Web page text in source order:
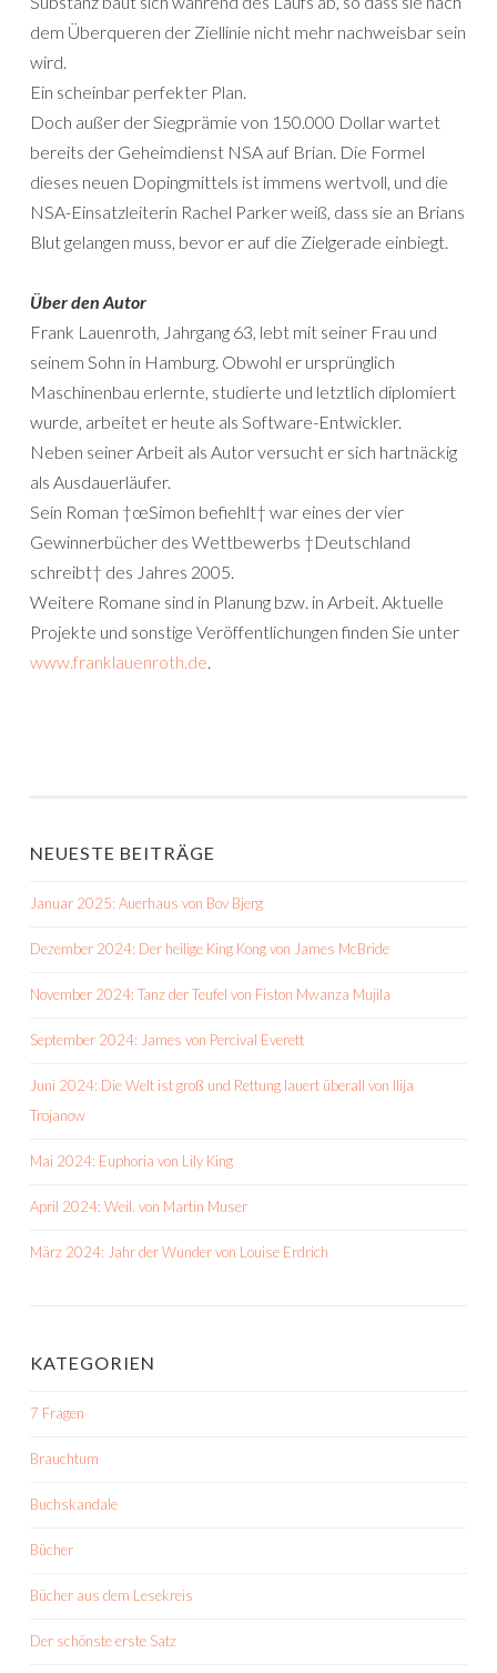
dem Überqueren der Ziellinie nicht mehr nachweisbar sein
wird.
Ein scheinbar perfekter Plan.
Doch außer der Siegprämie von 150.000 Dollar wartet
bereits der Geheimdienst NSA auf Brian. Die Formel
dieses neuen Dopingmittels ist immens wertvoll, und die
NSA-Einsatzleiterin Rachel Parker weiß, dass sie an Brians
Blut gelangen muss, bevor er auf die Zielgerade einbiegt.
Über den Autor
Frank Lauenroth, Jahrgang 63, lebt mit seiner Frau und
seinem Sohn in Hamburg. Obwohl er ursprünglich
Maschinenbau erlernte, studierte und letztlich diplomiert
wurde, arbeitet er heute als Software-Entwickler.
Neben seiner Arbeit als Autor versucht er sich hartnäckig
als Ausdauerläufer.
Sein Roman †œSimon befiehlt† war eines der vier
Gewinnerbücher des Wettbewerbs †Deutschland
schreibt† des Jahres 2005.
Weitere Romane sind in Planung bzw. in Arbeit. Aktuelle
Projekte und sonstige Veröffentlichungen finden Sie unter
www.franklauenroth.de.
NEUESTE BEITRÄGE
Januar 2025: Auerhaus von Bov Bjerg
Dezember 2024: Der heilige King Kong von James McBride
November 2024: Tanz der Teufel von Fiston Mwanza Mujila
September 2024: James von Percival Everett
Juni 2024: Die Welt ist groß und Rettung lauert überall von Ilija
Trojanow
Mai 2024: Euphoria von Lily King
April 2024: Weil. von Martin Muser
März 2024: Jahr der Wunder von Louise Erdrich
KATEGORIEN
7 Fragen
Brauchtum
Buchskandale
Bücher
Bücher aus dem Lesekreis
Der schönste erste Satz